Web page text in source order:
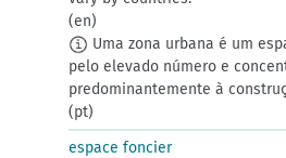
(en)
Uma zona urbana é um
pelo elevado número e
predominantemente à
(pt)
espace foncier